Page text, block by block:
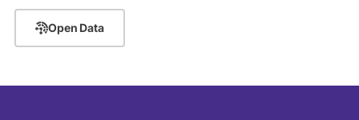
Open Data